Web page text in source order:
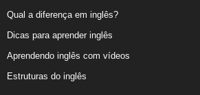
Qual a diferença em inglês?
Dicas para aprender inglês
Aprendendo inglês com vídeos
Estruturas do inglês